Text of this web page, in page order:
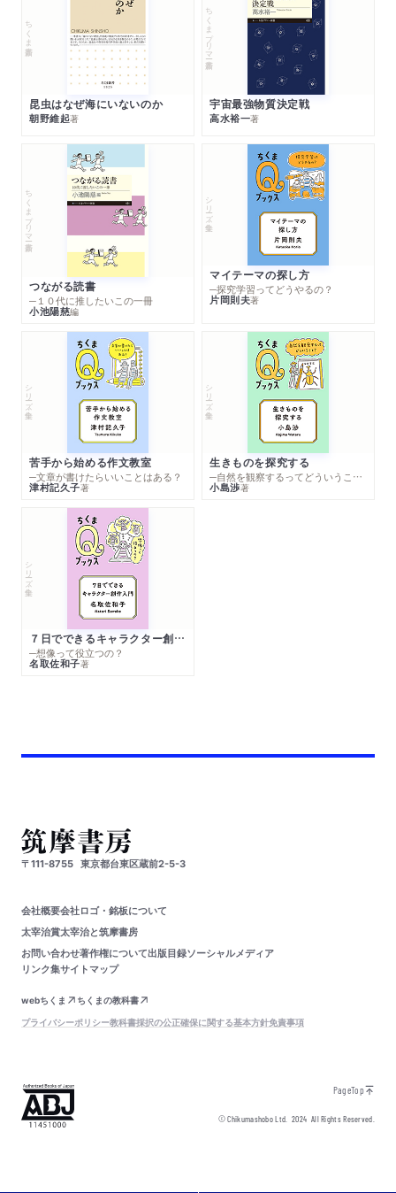
ちくま新書
昆虫はなぜ海にいないのか
朝野維起著
ちくまプリマー新書
宇宙最強物質決定戦
高水裕一著
ちくまプリマー新書
つながる読書
─１０代に推したいこの一冊
小池陽慈編
シリーズ・全集
マイテーマの探し方
─探究学習ってどうやるの？
片岡則夫著
シリーズ・全集
苦手から始める作文教室
─文章が書けたらいいことはある？
津村記久子著
シリーズ・全集
生きものを探究する
─自然を観察するってどういうこと？
小島渉著
シリーズ・全集
７日でできるキャラクター創作入門
─想像って役立つの？
名取佐和子著
〒111-8755 東京都台東区蔵前2-5-3
会社概要会社ロゴ・銘板について
太宰治賞太宰治と筑摩書房
お問い合わせ著作権について出版目録ソーシャルメディア
リンク集サイトマップ
webちくま
ちくまの教科書
プライバシーポリシー教科書採択の公正確保に関する基本方針免責事項
PageTop
© Chikumashobo Ltd.2024 All Rights Reserved.